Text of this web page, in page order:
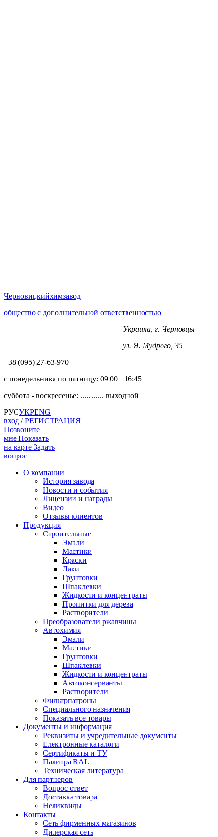
Черновицкийхимзавод
общество с дополнительной ответственностью
Украина, г. Черновцы
ул. Я. Мудрого, 35
+38 (‎‎095) 27-63-970
с понедельника по пятницу: 09:00 - 16:45
суббота - воскресенье: ............ выходной
РУСУКРENG
вход /РЕГИСТРАЦИЯ
Позвоните
мне Показать
на карте Задать
вопрос
О компании
История завода
Новости и события
Лицензии и награды
Видео
Отзывы клиентов
Продукция
Строительные
Эмали
Мастики
Краски
Лаки
Грунтовки
Шпаклевки
Жидкости и концентраты
Пропитки для дерева
Растворители
Преобразователи ржавчины
Автохимия
Эмали
Мастики
Грунтовки
Шпаклевки
Жидкости и концентраты
Автоконсерванты
Растворители
Фильтрпатроны
Специального назначения
Показать все товары
Документы и информация
Реквизиты и учредительные документы
Електронные каталоги
Сертификаты и ТУ
Палитра RAL
Техническая литература
Для партнеров
Вопрос ответ
Доставка товара
Неликвиды
Контакты
Сеть фирменных магазинов
Дилерская сеть